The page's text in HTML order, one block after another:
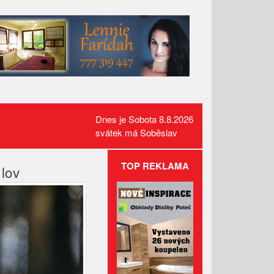
Požár pole v Lidečku vznikl při
sklizňových pracích. Oheň
zastavili hasiči
Kamerový systém nově dohlíží
na skatepark v Luhačovicích
Přehled kulturních akcí v okolí
Dnes je Sobota 8.8.2026
svátek má Soběslav
TOP REKLAMA